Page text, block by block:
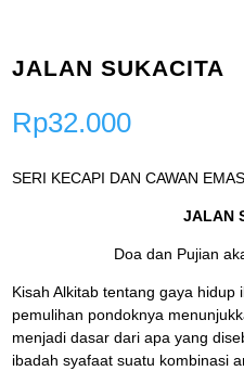
JALAN SUKACITA
Rp32.000
SERI KECAPI DAN CAWAN EMAS
JALAN
Doa dan Pujian
Kisah Alkitab tentang gaya hidup
pemulihan pondoknya
menjadi dasar dari apa yang
ibadah syafaat suatu kombinasi